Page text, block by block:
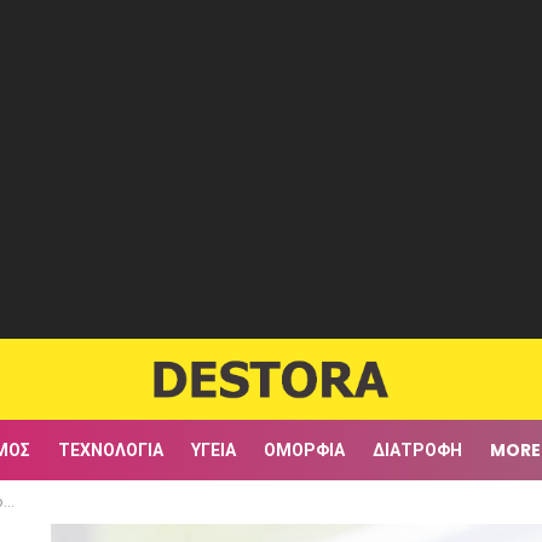
ΤΕΧΝΟΛΟΓΊΑ ΥΓΕΊΑ ΟΜΟΡΦΙΆ ΔΙΑΤΡΟΦΉ MORE